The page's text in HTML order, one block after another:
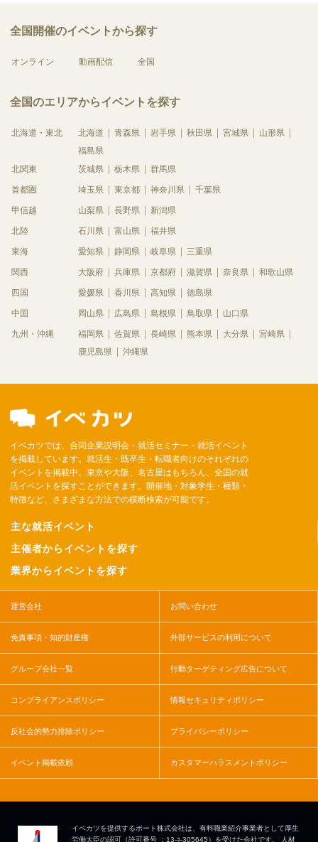
全国開催のイベントから探す
オンライン 動画配信 全国
全国のエリアからイベントを探す
北海道・東北 北海道 青森県 岩手県 秋田県 宮城県
山形県
福島県
北関東
茨城県 栃木県 群馬県
首都圏 埼玉県 東京都 神奈川県 千葉県
甲信越 山梨県 長野県 新潟県
北陸 石川県 富山県 福井県
東海 愛知県 静岡県 岐阜県 三重県
関西 大阪府 兵庫県 京都府 滋賀県 奈良県 和歌山県
四国 愛媛県 香川県 高知県 徳島県
中国 岡山県 広島県 島根県 鳥取県 山口県
九州・沖縄 福岡県 佐賀県 長崎県 熊本県 大分県
宮崎県
鹿児島県
沖縄県
イベカツでは、合同企業説明会・就活セミナー・就活イベント
を掲載しています。就活生・既卒生・転職者向けのそれぞれの
イベントを掲載中。東京や大阪、名古屋はもちろん、全国の就
活イベントを探すことができます。開催地・対象学生・種類・
特徴など、さまざまな方法での横断検索が可能です。
主な就活イベント
主催者からイベントを探す
業界からイベントを探す
運営会社 お問い合わせ
免責事項・知的財産権 外部サービスの利用について
グループ会社一覧 行動ターゲティング広告について
コンプライアンスポリシー 情報セキュリティポリシー
反社会的勢力排除ポリシー プライバシーポリシー
イベント掲載依頼 カスタマーハラスメントポリシー